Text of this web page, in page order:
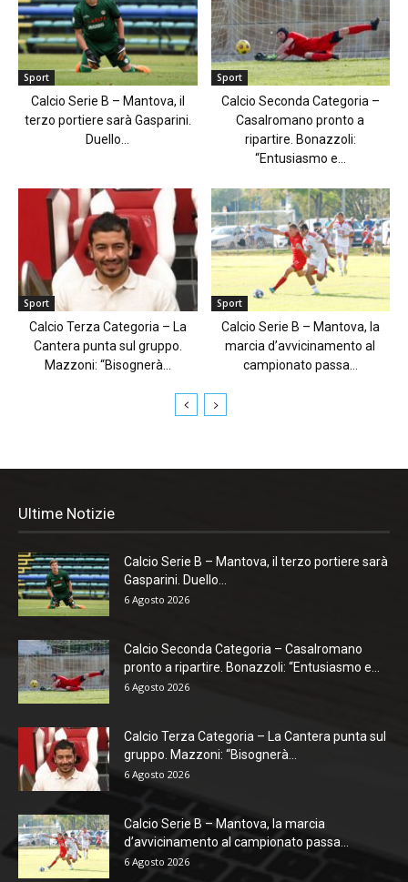
Sport
Calcio Serie B – Mantova, il
terzo portiere sarà Gasparini.
Duello...
Sport
Calcio Seconda Categoria –
Casalromano pronto a
ripartire. Bonazzoli:
“Entusiasmo e...
Sport
Calcio Terza Categoria – La
Cantera punta sul gruppo.
Mazzoni: “Bisognerà...
Sport
Calcio Serie B – Mantova, la
marcia d’avvicinamento al
campionato passa...
Ultime Notizie
Calcio Serie B – Mantova, il terzo portiere sarà
Gasparini. Duello...
6 Agosto 2026
Calcio Seconda Categoria – Casalromano
pronto a ripartire. Bonazzoli: “Entusiasmo e...
6 Agosto 2026
Calcio Terza Categoria – La Cantera punta sul
gruppo. Mazzoni: “Bisognerà...
6 Agosto 2026
Calcio Serie B – Mantova, la marcia
d’avvicinamento al campionato passa...
6 Agosto 2026